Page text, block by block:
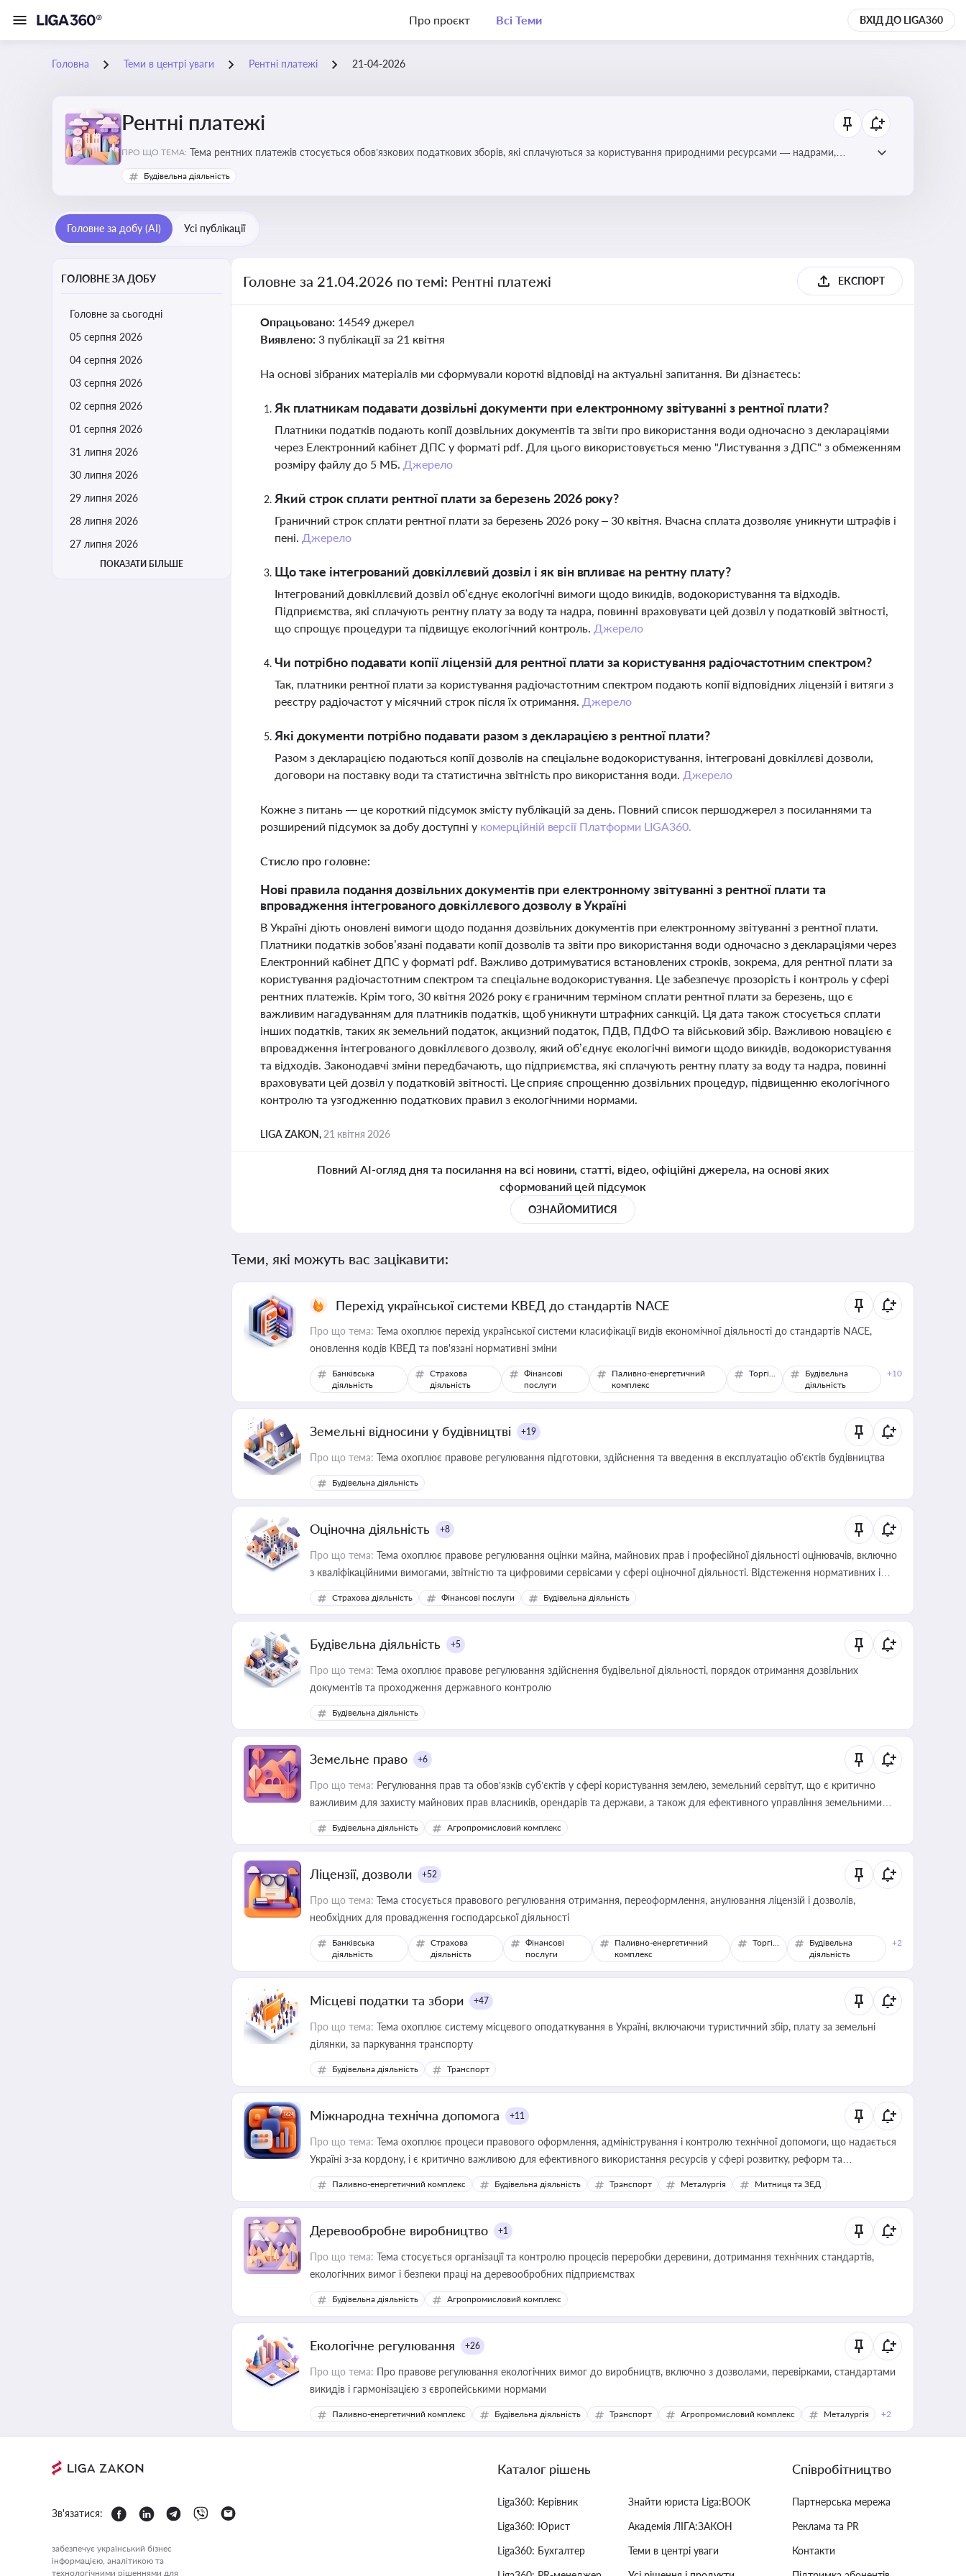
Про проєкт Всі Теми ВХІД ДО LIGA360
Головна Теми в центрі уваги Рентні платежі 21-04-2026
Рентні платежі
ПРО ЩО ТЕМА: Тема рентних платежів стосується обов’язкових податкових зборів, які сплачуються за користування природними ресурсами — надрами,
водою, лісами
Будівельна діяльність
Головне за добу (AI) Усі публікації
ГОЛОВНЕ ЗА ДОБУ
Головне за сьогодні
05 серпня 2026
04 серпня 2026
03 серпня 2026
02 серпня 2026
01 серпня 2026
31 липня 2026
30 липня 2026
29 липня 2026
28 липня 2026
27 липня 2026
ПОКАЗАТИ БІЛЬШЕ
Головне за 21.04.2026 по темі: Рентні платежі ЕКСПОРТ
Опрацьовано: 14549 джерел
Виявлено: 3 публікації за 21 квітня
На основі зібраних матеріалів ми сформували короткі відповіді на актуальні запитання. Ви дізнаєтесь:
Як платникам подавати дозвільні документи при електронному звітуванні з рентної плати?
Платники податків подають копії дозвільних документів та звіти про використання води одночасно з деклараціями
через Електронний кабінет ДПС у форматі pdf. Для цього використовується меню "Листування з ДПС" з обмеженням
розміру файлу до 5 МБ. Джерело
Який строк сплати рентної плати за березень 2026 року?
Граничний строк сплати рентної плати за березень 2026 року – 30 квітня. Вчасна сплата дозволяє уникнути штрафів і
пені. Джерело
Що таке інтегрований довкіллєвий дозвіл і як він впливає на рентну плату?
Інтегрований довкіллєвий дозвіл об’єднує екологічні вимоги щодо викидів, водокористування та відходів.
Підприємства, які сплачують рентну плату за воду та надра, повинні враховувати цей дозвіл у податковій звітності,
що спрощує процедури та підвищує екологічний контроль. Джерело
Чи потрібно подавати копії ліцензій для рентної плати за користування радіочастотним спектром?
Так, платники рентної плати за користування радіочастотним спектром подають копії відповідних ліцензій і витяги з
реєстру радіочастот у місячний строк після їх отримання. Джерело
Які документи потрібно подавати разом з декларацією з рентної плати?
Разом з декларацією подаються копії дозволів на спеціальне водокористування, інтегровані довкіллєві дозволи,
договори на поставку води та статистична звітність про використання води. Джерело
Кожне з питань — це короткий підсумок змісту публікацій за день. Повний список першоджерел з посиланнями та
розширений підсумок за добу доступні у комерційній версії Платформи LIGA360.
Стисло про головне:
Нові правила подання дозвільних документів при електронному звітуванні з рентної плати та
впровадження інтегрованого довкіллєвого дозволу в Україні
В Україні діють оновлені вимоги щодо подання дозвільних документів при електронному звітуванні з рентної плати.
Платники податків зобов’язані подавати копії дозволів та звіти про використання води одночасно з деклараціями через
Електронний кабінет ДПС у форматі pdf. Важливо дотримуватися встановлених строків, зокрема, для рентної плати за
користування радіочастотним спектром та спеціальне водокористування. Це забезпечує прозорість і контроль у сфері
рентних платежів. Крім того, 30 квітня 2026 року є граничним терміном сплати рентної плати за березень, що є
важливим нагадуванням для платників податків, щоб уникнути штрафних санкцій. Ця дата також стосується сплати
інших податків, таких як земельний податок, акцизний податок, ПДВ, ПДФО та військовий збір. Важливою новацією є
впровадження інтегрованого довкіллєвого дозволу, який об’єднує екологічні вимоги щодо викидів, водокористування
та відходів. Законодавчі зміни передбачають, що підприємства, які сплачують рентну плату за воду та надра, повинні
враховувати цей дозвіл у податковій звітності. Це сприяє спрощенню дозвільних процедур, підвищенню екологічного
контролю та узгодженню податкових правил з екологічними нормами.
LIGA ZAKON, 21 квітня 2026
Повний AI-огляд дня та посилання на всі новини, статті, відео, офіційні джерела, на основі яких
сформований цей підсумок
ОЗНАЙОМИТИСЯ
Теми, які можуть вас зацікавити:
Перехід української системи КВЕД до стандартів NACE
Про що тема: Тема охоплює перехід української системи класифікації видів економічної діяльності до стандартів NACE,
оновлення кодів КВЕД та пов'язані нормативні зміни
Банківська
діяльність
Страхова
діяльність
Фінансові
послуги
Паливно-енергетичний
комплекс
Торгівля
Будівельна
діяльність
+10
Земельні відносини у будівництві +19
Про що тема: Тема охоплює правове регулювання підготовки, здійснення та введення в експлуатацію об’єктів будівництва
Будівельна діяльність
Оціночна діяльність +8
Про що тема: Тема охоплює правове регулювання оцінки майна, майнових прав і професійної діяльності оцінювачів, включно
з кваліфікаційними вимогами, звітністю та цифровими сервісами у сфері оціночної діяльності. Відстеження нормативних і
медійних змін у цій сфері корисне для власника бізнесу, керівника, юриста або бухгалтера під час оподаткування,
приватизації, оренди державного майна, корпоративних угод і перевірки статусу суб'єктів оціночної діяльності
Страхова діяльність Фінансові послуги Будівельна діяльність
Будівельна діяльність +5
Про що тема: Тема охоплює правове регулювання здійснення будівельної діяльності, порядок отримання дозвільних
документів та проходження державного контролю
Будівельна діяльність
Земельне право +6
Про що тема: Регулювання прав та обов’язків суб’єктів у сфері користування землею, земельний сервітут, що є критично
важливим для захисту майнових прав власників, орендарів та держави, а також для ефективного управління земельними
ресурсами
Будівельна діяльність Агропромисловий комплекс
Ліцензії, дозволи +52
Про що тема: Тема стосується правового регулювання отримання, переоформлення, анулювання ліцензій і дозволів,
необхідних для провадження господарської діяльності
Банківська
діяльність
Страхова
діяльність
Фінансові
послуги
Паливно-енергетичний
комплекс
Торгівля
Будівельна
діяльність
+2
Місцеві податки та збори +47
Про що тема: Тема охоплює систему місцевого оподаткування в Україні, включаючи туристичний збір, плату за земельні
ділянки, за паркування транспорту
Будівельна діяльність Транспорт
Міжнародна технічна допомога +11
Про що тема: Тема охоплює процеси правового оформлення, адміністрування і контролю технічної допомоги, що надається
Україні з-за кордону, і є критично важливою для ефективного використання ресурсів у сфері розвитку, реформ та
інфраструктурних проєктів
Паливно-енергетичний комплекс Будівельна діяльність Транспорт Металургія Митниця та ЗЕД
Деревообробне виробництво +1
Про що тема: Тема стосується організації та контролю процесів переробки деревини, дотримання технічних стандартів,
екологічних вимог і безпеки праці на деревообробних підприємствах
Будівельна діяльність Агропромисловий комплекс
Екологічне регулювання +26
Про що тема: Про правове регулювання екологічних вимог до виробництв, включно з дозволами, перевірками, стандартами
викидів і гармонізацією з європейськими нормами
Паливно-енергетичний комплекс Будівельна діяльність Транспорт Агропромисловий комплекс Металургія +2
Зв'язатися:
забезпечує український бізнес
інформацією, аналітикою та
технологічними рішеннями для
Каталог рішень
Liga360: Керівник
Liga360: Юрист
Liga360: Бухгалтер
Знайти юриста Liga:BOOK
Академія ЛІГА:ЗАКОН
Теми в центрі уваги
Співробітництво
Партнерська мережа
Реклама та PR
Контакти